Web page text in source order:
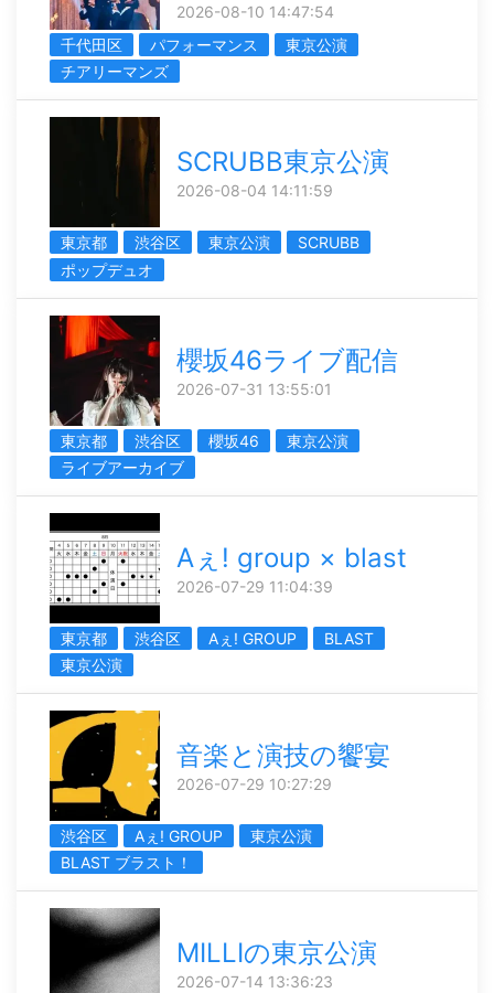
2026-08-10 14:47:54
千代田区
パフォーマンス
東京公演
チアリーマンズ
SCRUBB東京公演
2026-08-04 14:11:59
東京都 渋谷区 東京公演
SCRUBB
ポップデュオ
櫻坂46ライブ配信
2026-07-31 13:55:01
東京都 渋谷区 櫻坂46
東京公演
ライブアーカイブ
Aぇ! group × blast
2026-07-29 11:04:39
東京都 渋谷区 Aぇ! GROUP
BLAST
東京公演
音楽と演技の饗宴
2026-07-29 10:27:29
渋谷区 Aぇ! GROUP
東京公演
BLAST ブラスト！
MILLIの東京公演
2026-07-14 13:36:23